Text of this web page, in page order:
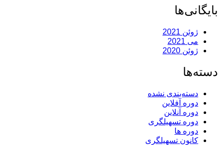
بایگانی‌ها
ژوئن 2021
می 2021
ژوئن 2020
دسته‌ها
دسته‌بندی نشده
دوره آفلاین
دوره آنلاین
دوره تسهیلگری
دوره ها
کانون تسهیلگری